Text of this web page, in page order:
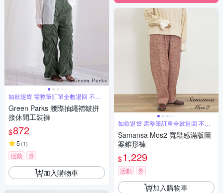
如欲退貨 需整筆訂單全數退回 不能
單退
Green Parks 腰際抽繩褶皺拼
接休閒工裝褲
$872
5 (1)
活動 券
加入購物車
如欲退貨 需整筆訂單全數退回 不能
單退
Samansa Mos2 寬鬆感滿版圖
案錐形褲
$1,229
活動 券
加入購物車